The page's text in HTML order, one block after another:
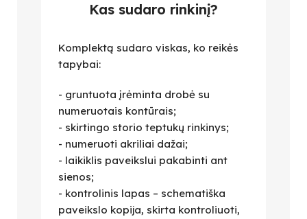
Kas sudaro rinkinį?
Komplektą sudaro viskas, ko reikės
tapybai:
- gruntuota įrėminta drobė su
numeruotais kontūrais;
- skirtingo storio teptukų rinkinys;
- numeruoti akriliai dažai;
- laikiklis paveikslui pakabinti ant
sienos;
- kontrolinis lapas – schematiška
paveikslo kopija, skirta kontroliuoti,